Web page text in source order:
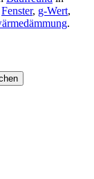
Fenster, g-Wert,
.